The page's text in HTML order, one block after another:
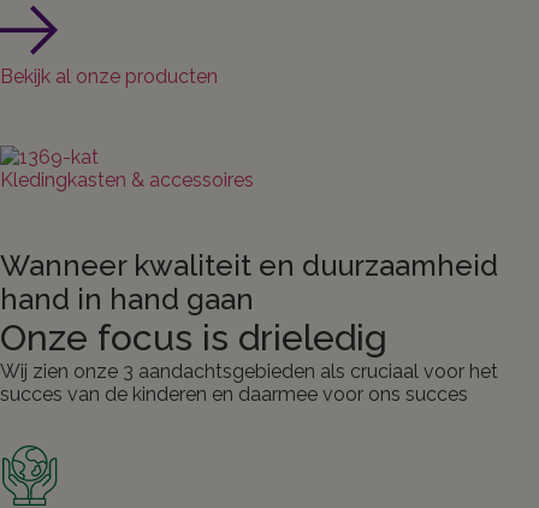
Bekijk al onze producten
Kledingkasten & accessoires
Wanneer kwaliteit en duurzaamheid
hand in hand gaan
Onze focus is drieledig
Wij zien onze 3 aandachtsgebieden als cruciaal voor het
succes van de kinderen en daarmee voor ons succes